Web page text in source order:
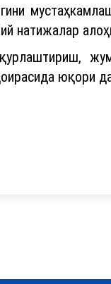
натижалар
юқори